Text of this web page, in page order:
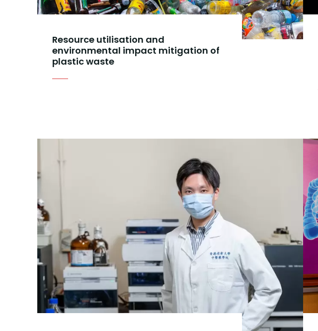
Resource utilisation and
environmental impact mitigation of
plastic waste